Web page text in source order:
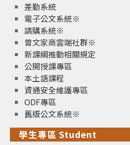
差勤系統
電子公文系統※
請購系統※
曾文家商雲端社群※
新課綱推動相關規定
公開授課專區
本土語課程
資通安全維護專區
ODF專區
舊版公文系統※
學生專區 Student